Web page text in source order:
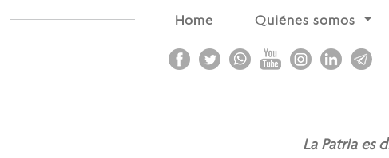
Home Quiénes somos
La Patria es